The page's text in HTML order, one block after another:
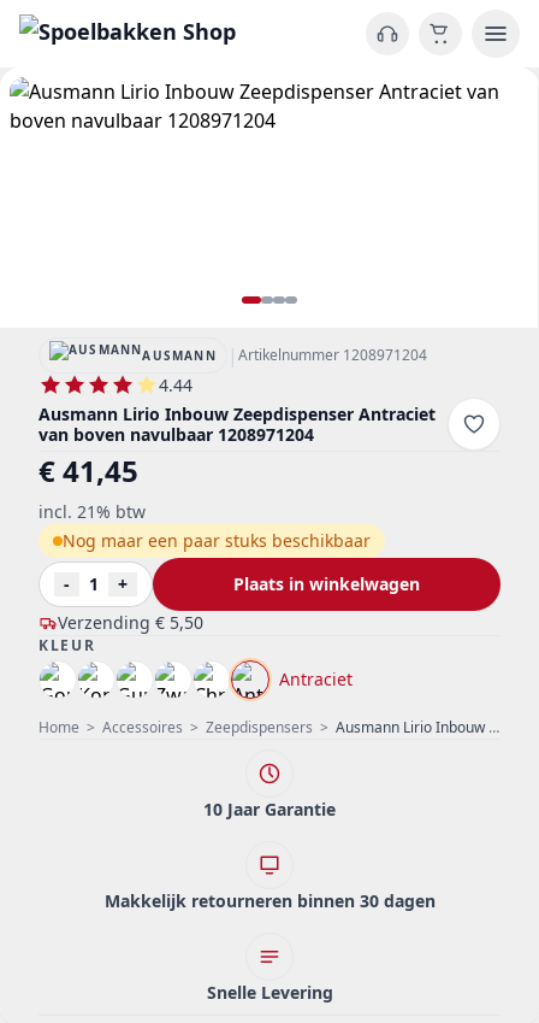
Home > Accessoires > Zeepdispensers > Ausmann Lirio Inbouw Zeepdispenser Antraciet van boven navulbaar 1208971204
AUSMANN | Artikelnummer 1208971204
4.44
Ausmann Lirio Inbouw Zeepdispenser Antraciet
van boven navulbaar 1208971204
€ 41,45
incl. 21% btw
Verzending € 5,50
Nog maar een paar stuks beschikbaar
-
1 + Plaats in winkelwagen
KLEUR
Antraciet
10 Jaar Garantie
Makkelijk retourneren binnen 30 dagen
Snelle Levering